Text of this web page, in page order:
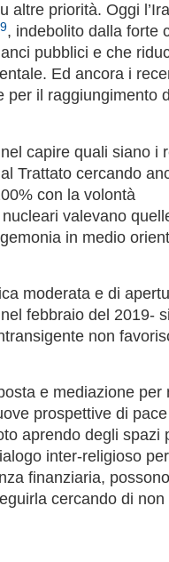
altre priorità. Oggi
, indebolito dalla forte
pubblici e che
Ed ancora i
il raggiungimento
capire quali siano i
Trattato cercando
con la volontà
valevano
in medio
moderata e di
nel febbraio del 2019-
non
e mediazione per
prospettive di
aprendo degli spazi
inter-religioso
finanziaria,
cercando di non